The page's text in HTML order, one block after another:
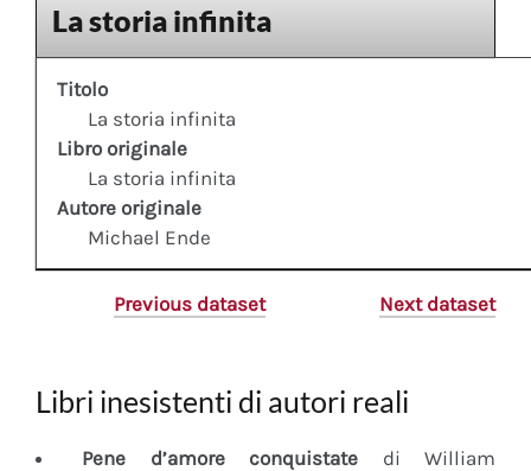
La storia infinita
Titolo
La storia infinita
Libro originale
La storia infinita
Autore originale
Michael Ende
Previous dataset Next dataset
Libri inesistenti di autori reali
Pene d’amore conquistate di William